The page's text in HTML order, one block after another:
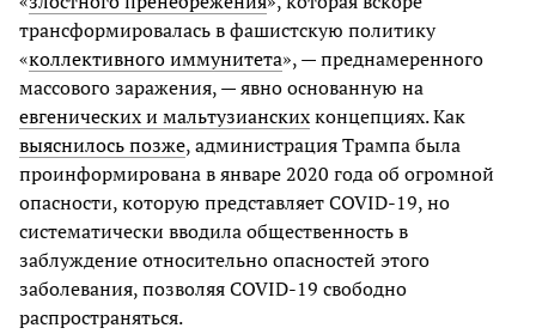
трансформировалась в фашистскую политику
«коллективного иммунитета», — преднамеренного
массового заражения, — явно основанную на
евгенических и мальтузианскихконцепциях. Как
выяснилось позже, администрация Трампа была
проинформирована в январе 2020 года об огромной
опасности, которую представляет COVID-19, но
систематически вводила общественность в
заблуждение относительно опасностей этого
заболевания, позволяя COVID-19 свободно
распространяться.